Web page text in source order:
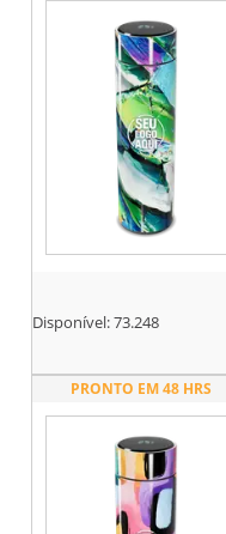
Disponível:73.248
PRONTO EM 48 HRS